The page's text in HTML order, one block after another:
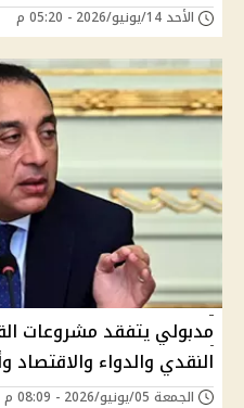
الأحد 14/يونيو/2026 - 05:20 م
مدبولي يتفقد مشروعات
النقدي والدواء والاقتصاد
الجمعة 05/يونيو/2026 - 08:09 م